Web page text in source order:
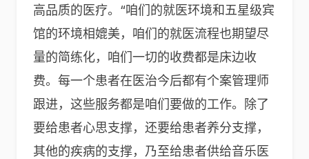
高品质的医疗。“咱们的就医环境和五星级宾
馆的环境相媲美，咱们的就医流程也期望尽
量的简练化，咱们一切的收费都是床边收
费。每一个患者在医治今后都有个案管理师
跟进，这些服务都是咱们要做的工作。除了
要给患者心思支撑，还要给患者养分支撑，
其他的疾病的支撑，乃至给患者供给音乐医